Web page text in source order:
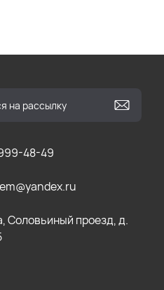
48-49
Соловьиный проезд, д.